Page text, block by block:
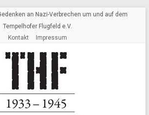
an Nazi-Verbrechen um und auf dem
Tempelhofer Flugfeld e.V.
Kontakt
Impressum